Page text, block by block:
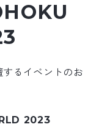
るイベントのお
2023